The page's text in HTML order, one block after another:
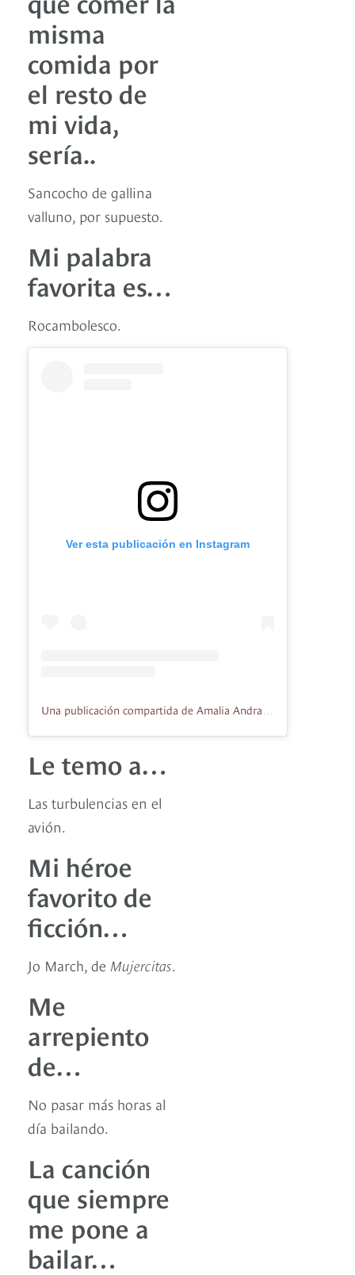
misma
comida por
el resto de
mi vida,
sería..
Sancocho de gallina
valluno, por supuesto.
Mi palabra
favorita es…
Rocambolesco.
Ver esta publicación en Instagram
Le temo a…
Las turbulencias en el
avión.
Mi héroe
favorito de
ficción…
Jo March, de Mujercitas
Me
arrepiento
de…
No pasar más horas al
día bailando.
La canción
que siempre
me pone a
bailar…